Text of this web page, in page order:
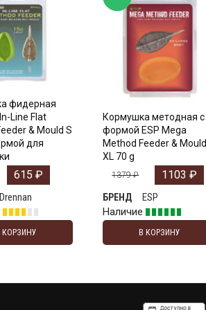
фидерная
Line Flat
& Mould S
для
615 ₽
КОРЗИНУ
Кормушка методная с
формой ESP Mega
Method Feeder & Mould
XL 70 g
1379₽ 1103₽
БРЕНД
ESP
Наличие
В КОРЗИНУ